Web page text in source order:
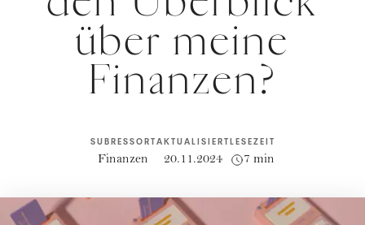
über meine
Finanzen?
SUBRESSORT
Finanzen
AKTUALISIERT
20.11.2024
LESEZEIT
7 min